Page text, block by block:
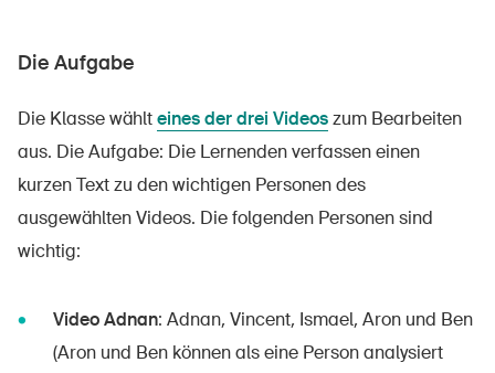
Kontakt & Beratung
Die Aufgabe
Die Klasse wählteines der drei Videoszum Bearbeiten
aus. Die Aufgabe: Die Lernenden verfassen einen
kurzen Text zu den wichtigen Personen des
ausgewählten Videos. Die folgenden Personen sind
wichtig:
Video Adnan: Adnan, Vincent, Ismael, Aron und Ben
(Aron und Ben können als eine Person analysiert